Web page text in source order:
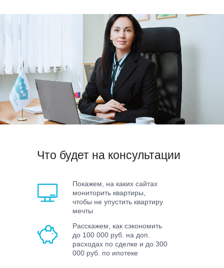
Что будет на консультации
Покажем, на каких сайтах
мониторить квартиры,
чтобы не упустить квартиру
мечты
Расскажем, как сэкономить
до 100 000 руб. на доп.
расходах по сделке и до 300
000 руб. по ипотеке